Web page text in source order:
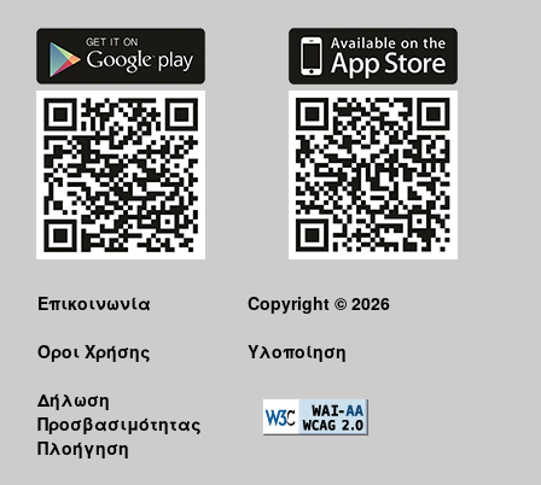
Επικοινωνία
Όροι Χρήσης
Δήλωση
Προσβασιμότητας
Πλοήγηση
Copyright © 2026
Υλοποίηση